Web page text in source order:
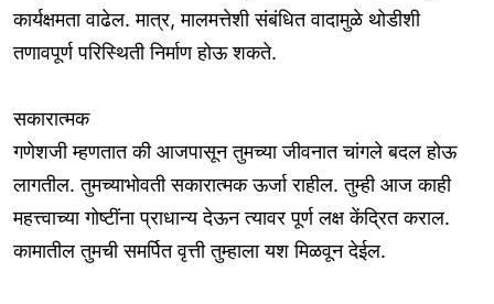
कार्यक्षमता वाढेल. मात्र, मालमत्तेशी संबंधित वादामुळे थोडीशी
तणावपूर्ण परिस्थिती निर्माण होऊ शकते.
सकारात्मक
गणेशजी म्हणतात की आजपासून तुमच्या जीवनात चांगले बदल होऊ
लागतील. तुमच्याभोवती सकारात्मक ऊर्जा राहील. तुम्ही आज काही
महत्त्वाच्या गोष्टींना प्राधान्य देऊन त्यावर पूर्ण लक्ष केंद्रित कराल.
कामातील तुमची समर्पित वृत्ती तुम्हाला यश मिळवून देईल.